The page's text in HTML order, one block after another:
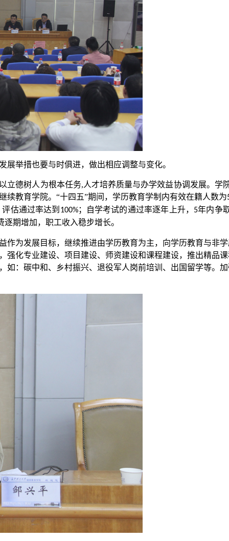
举措也要与时俱进，做出相应调整与变化。
立德树人为根本任务,人才培养质量与办学效益协调发展。 学
教育学院。“十四五”期间，学历教育学制内有效在籍人数为
估通过率达到 100%；自学考试的通过率逐年上升， 5年内争
期增加，职工收入稳步增长。
作为发展目标，继续推进由学历教育为主，向学历教育与非
强化专业建设、项目建设、师资建设和课程建设，推出精品
如：碳中和、乡村振兴、退役军人岗前培训、出国留学等。